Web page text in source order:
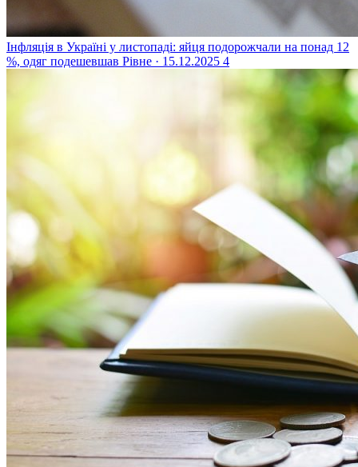
Інфляція в Україні у листопаді: яйця подорожчали на понад 12
%, одяг подешевшав Рівне · 15.12.2025 4